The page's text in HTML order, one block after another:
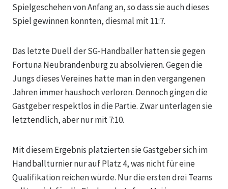
Spielgeschehen von Anfang an, so dass sie auch dieses
Spiel gewinnen konnten, diesmal mit 11:7.
Das letzte Duell der SG-Handballer hatten sie gegen
Fortuna Neubrandenburg zu absolvieren. Gegen die
Jungs dieses Vereines hatte man in den vergangenen
Jahren immer haushoch verloren. Dennoch gingen die
Gastgeber respektlos in die Partie. Zwar unterlagen sie
letztendlich, aber nur mit 7:10.
Mit diesem Ergebnis platzierten sie Gastgeber sich im
Handballturnier nur auf Platz 4, was nicht für eine
Qualifikation reichen würde. Nur die ersten drei Teams